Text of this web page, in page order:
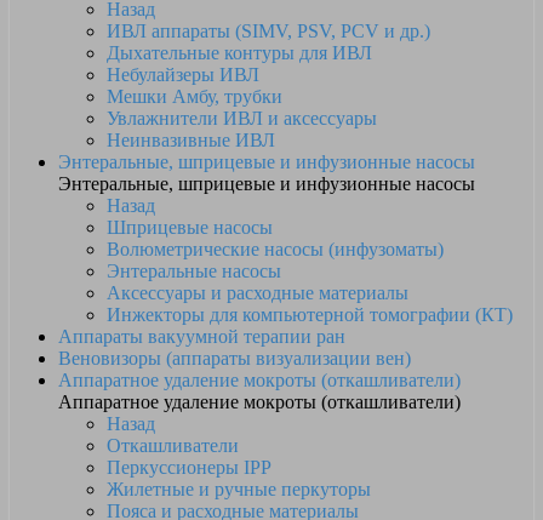
Назад
ИВЛ аппараты (SIMV, PSV, PCV и др.)
Дыхательные контуры для ИВЛ
Небулайзеры ИВЛ
Мешки Амбу, трубки
Увлажнители ИВЛ и аксессуары
Неинвазивные ИВЛ
Энтеральные, шприцевые и инфузионные насосы
Энтеральные, шприцевые и инфузионные насосы
Назад
Шприцевые насосы
Волюметрические насосы (инфузоматы)
Энтеральные насосы
Аксессуары и расходные материалы
Инжекторы для компьютерной томографии (КТ)
Аппараты вакуумной терапии ран
Веновизоры (аппараты визуализации вен)
Аппаратное удаление мокроты (откашливатели)
Аппаратное удаление мокроты (откашливатели)
Назад
Откашливатели
Перкуссионеры IPP
Жилетные и ручные перкуторы
Пояса и расходные материалы